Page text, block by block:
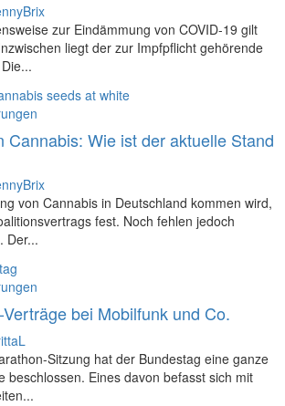
zur Eindämmung von COVID-19 gilt
liegt der zur Impfpflicht gehörende
Cannabis: Wie ist der aktuelle Stand
von Cannabis in Deutschland kommen wird,
fest. Noch fehlen jedoch
Der...
bei Mobilfunk und Co.
Sitzung hat der Bundestag eine ganze
beschlossen. Eines davon befasst sich mit